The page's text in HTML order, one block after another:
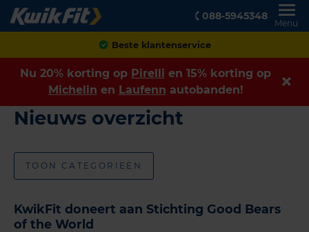
088-5945348
Menu
Beste klantenservice
Nu 20% korting op Pirelli en 15% korting op
Michelin en Laufenn autobanden!
Nieuws overzicht
TOON CATEGORIEËN
KwikFit doneert aan Stichting Good Bears
of the World